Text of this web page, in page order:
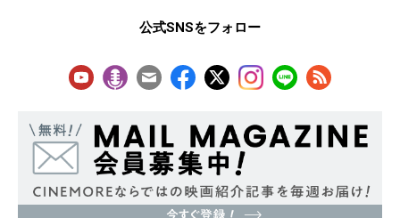
公式SNSをフォロー